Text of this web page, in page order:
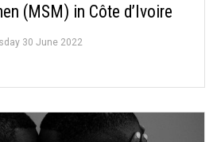
(MSM) in Côte d’Ivoire
30 June 2022